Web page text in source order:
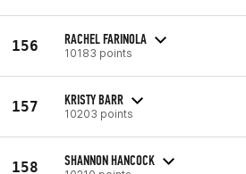
156 RACHEL FARINOLA
10183 points
157 KRISTY BARR
10203 points
158 SHANNON HANCOCK